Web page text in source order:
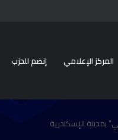
المركز الإعلامي إنضم للحزب
بمدينة الإسكندرية